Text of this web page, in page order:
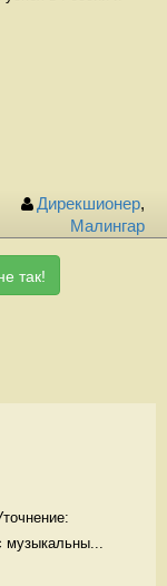
Дирекшионер,
Малингар
так!